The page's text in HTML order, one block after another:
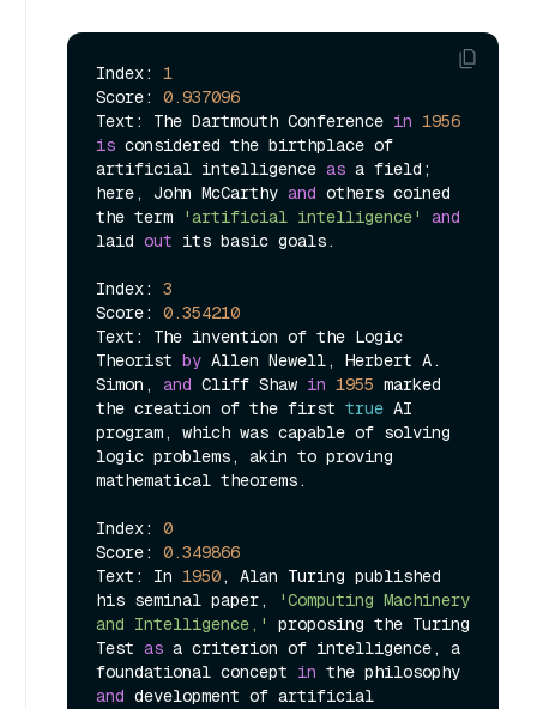
Index: 1
Score: 0.937096
Text: The Dartmouth Conference in 1956
is considered the birthplace of
artificial intelligence as a field;
here, John McCarthy and others coined
the term
'artificial intelligence'
and
laid out its basic goals.
Index: 3
Score: 0.354210
Text: The invention of the Logic
Theorist by Allen Newell, Herbert A.
Simon, and Cliff Shaw in 1955 marked
the creation of the first true AI
program, which was capable of solving
logic problems, akin to proving
mathematical theorems.
Index: 0
Score: 0.349866
Text: In 1950, Alan Turing published
his seminal paper,
'Computing Machinery
and Intelligence,'
proposing the Turing
Test as a criterion of intelligence, a
foundational concept in
and development of artificial